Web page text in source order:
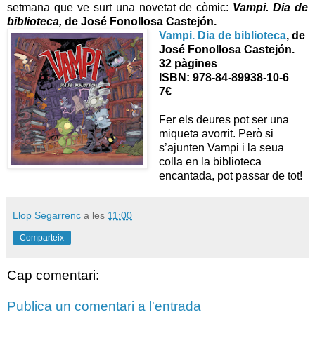
setmana que ve surt una novetat de còmic: Vampi. Dia de
biblioteca, de José Fonollosa Castejón.
Vampi. Dia de biblioteca, de
José Fonollosa Castejón.
32 pàgines
ISBN: 978-84-89938-10-6
7€
Fer els deures pot ser una
miqueta avorrit. Però si
s’ajunten Vampi i la seua
colla en la biblioteca
encantada, pot passar de tot!
Llop Segarrenc a les 11:00
Comparteix
Cap comentari:
Publica un comentari a l'entrada